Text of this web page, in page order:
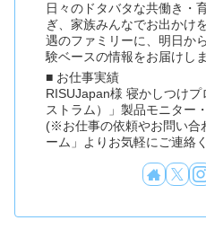
日々のドタバタな共働き・
ぎ、家族みんなでお出かけ
遇のファミリーに、明日か
験ベースの情報をお届けしま
■ お仕事実績
RISUJapan様 寝かしつけ
ストラム）」製品モニター
(※お仕事の依頼やお問い合
ーム」よりお気軽にご連絡